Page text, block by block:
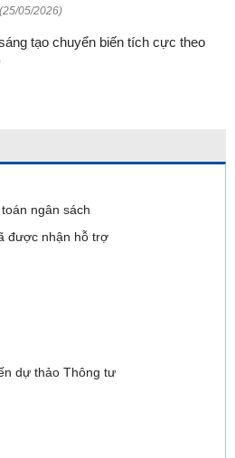
(25/05/2026)
tạo chuyển biến tích cực theo
ngân sách
được nhận hỗ trợ
dự thảo Thông tư